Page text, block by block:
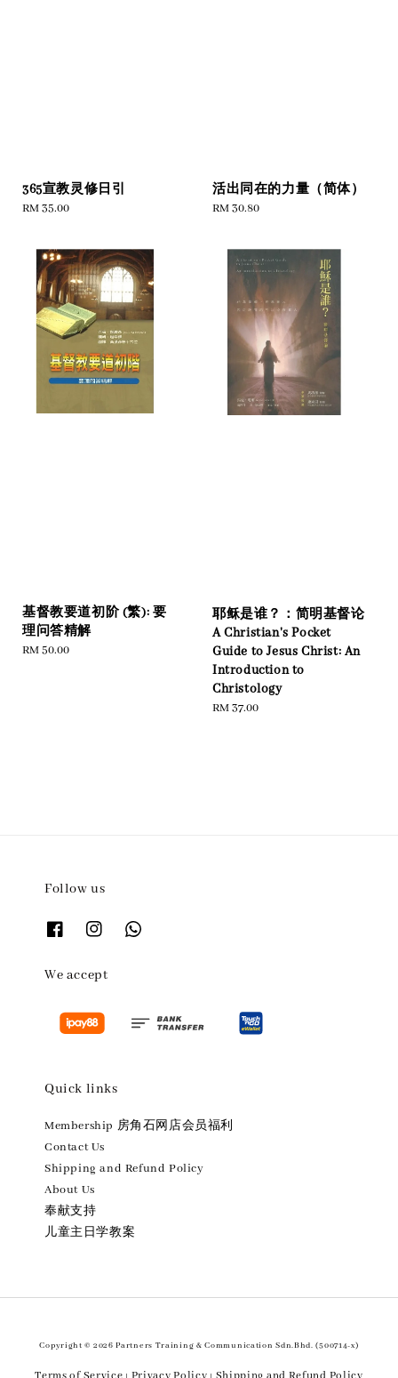
365宣教灵修日引
Regular
RM 35.00
活出同在的力量（简体）
Regular
RM 30.80
基督教要道初阶 (繁): 要
理问答精解
Regular
RM 50.00
耶稣是谁？：简明基督论
A Christian's Pocket
Guide to Jesus Christ: An
Introduction to
Christology
Regular
RM 37.00
Follow us
We accept
Quick links
Membership 房角石网店会员福利
Contact Us
Shipping and Refund Policy
About Us
奉献支持
儿童主日学教案
Copyright © 2026 Partners Training & Communication Sdn.Bhd. (500714-x)